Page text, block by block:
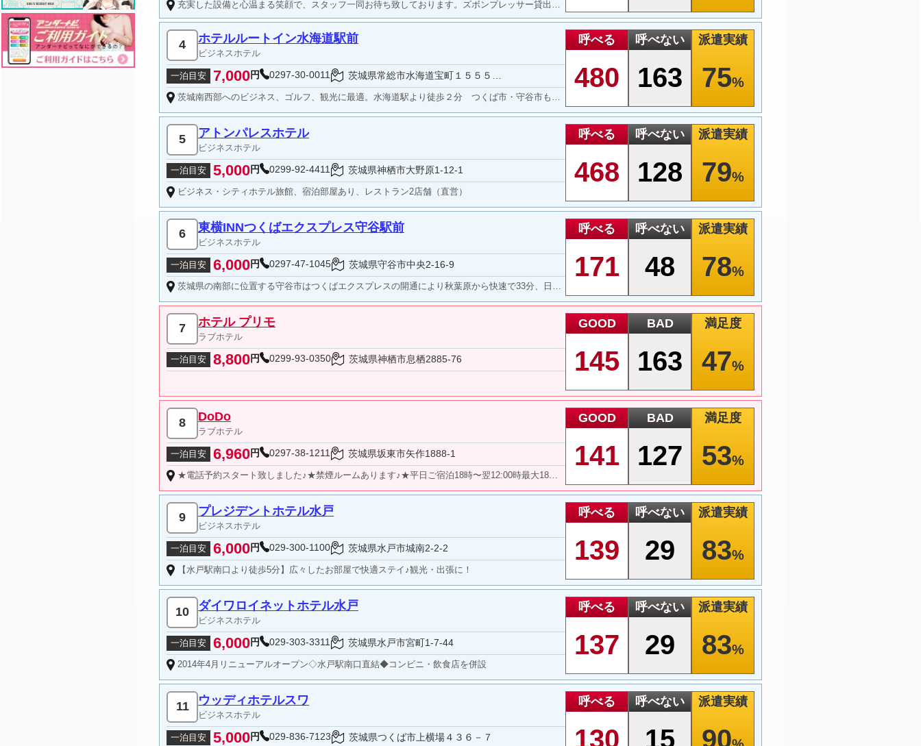
充実した設備と心温まる笑顔で、スタッフ一同お待ち致しております。ズボンプレッサー貸出あり（各階にフロアに準備）、インターネット接続無料、ロビー無線ＬＡＮ等ビジネスマンにうれしい設備充実のホテルです。
4 ホテルルートイン水海道駅前
ビジネスホテル
一泊目安 7,000円 0297-30-0011 茨城県常総市水海道宝町１５５５－２
茨城南西部へのビジネス、ゴルフ、観光に最適。水海道駅より徒歩２分 つくば市・守谷市もアクセス良好
呼べる
480
呼べない
163
派遣実績
75%
5 アトンパレスホテル
ビジネスホテル
一泊目安 5,000円 0299-92-4411 茨城県神栖市大野原1-12-1
ビジネス・シティホテル旅館、宿泊部屋あり、レストラン2店舗（直営）
呼べる
468
呼べない
128
派遣実績
79%
6 東横INNつくばエクスプレス守谷駅前
ビジネスホテル
一泊目安 6,000円 0297-47-1045 茨城県守谷市中央2-16-9
茨城県の南部に位置する守谷市はつくばエクスプレスの開通により秋葉原から快速で33分、日本百名山のひとつに数えられている筑波山やサイエンティスト、テクノロジストの集まる科学技術都市つくばへは12分という立地にあります。周辺には自然環境に恵まれた日本有数のゴルフ場もありビジネスとレジャーにアクセス抜群の東横インつくばエクスプレス守谷駅前にようこそ！
呼べる
171
呼べない
48
派遣実績
78%
7 ホテル プリモ
ラブホテル
一泊目安 8,800円 0299-93-0350 茨城県神栖市息栖2885-76
GOOD
145
BAD
163
満足度
47%
8 DoDo
ラブホテル
一泊目安 6,960円 0297-38-1211 茨城県坂東市矢作1888-1
★電話予約スタート致しました♪★禁煙ルームあります♪★平日ご宿泊18時〜翌12:00時最大18時間♪35室がそれぞれ異なるデザイン。ルームサービスやレンタル商品が豊富な他、充実の設備。露天風呂や大迫力のプール…人気デザイナーによる洗練空間。国道16号「柳沢」より県道20号接続で野田市、流山市、柏市、春日部市、越谷市方面からも
GOOD
141
BAD
127
満足度
53%
9 プレジデントホテル水戸
ビジネスホテル
一泊目安 6,000円 029-300-1100 茨城県水戸市城南2-2-2
【水戸駅南口より徒歩5分】広々したお部屋で快適ステイ♪観光・出張に！
呼べる
139
呼べない
29
派遣実績
83%
10 ダイワロイネットホテル水戸
ビジネスホテル
一泊目安 6,000円 029-303-3311 茨城県水戸市宮町1-7-44
2014年4月リニューアルオープン◇水戸駅南口直結◆コンビニ・飲食店を併設
呼べる
137
呼べない
29
派遣実績
83%
11 ウッディホテルスワ
ビジネスホテル
一泊目安 5,000円 029-836-7123 茨城県つくば市上横場４３６－７
呼べる
130
呼べない
15
派遣実績
90